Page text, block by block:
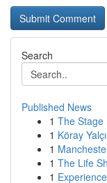
Search
Published News
1 The Stage
1 Köray
1
1 The Life
1